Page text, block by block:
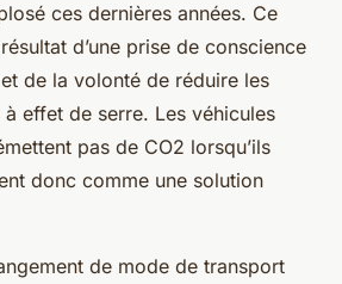
ces dernières années. Ce
d’une prise de conscience
de la volonté de réduire les
effet de serre. Les véhicules
pas de CO2 lorsqu’ils
donc comme une solution
de mode de transport